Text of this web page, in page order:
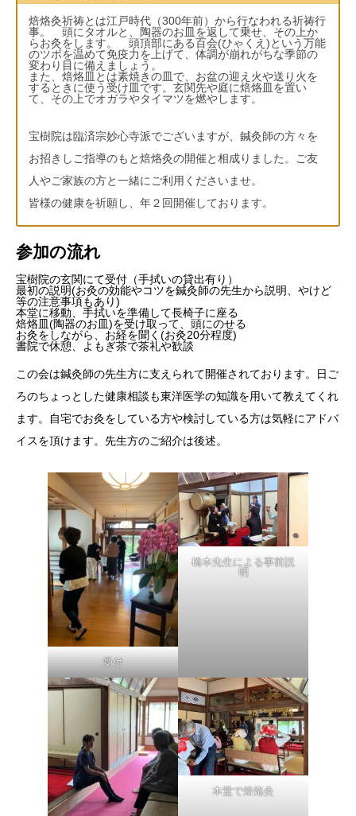
焙烙灸祈祷とは江戸時代（300年前）から行なわれる祈祷行
事。 頭にタオルと、陶器のお皿を返して乗せ、その上か
らお灸をします。 頭頂部にある百会(ひゃくえ)という万能
のツボを温めて免疫力を上げて、体調が崩れがちな季節の
変わり目に備えましょう。
また、焙烙皿とは素焼きの皿で、お盆の迎え火や送り火を
するときに使う受け皿です。玄関先や庭に焙烙皿を置い
て、その上でオガラやタイマツを燃やします。
宝樹院は臨済宗妙心寺派でございますが、鍼灸師の方々を
お招きしご指導のもと焙烙灸の開催と相成りました。ご友
人やご家族の方と一緒にご利用くださいませ。
皆様の健康を祈願し、年２回開催しております。
参加の流れ
宝樹院の玄関にて受付（手拭いの貸出有り）
最初の説明(お灸の効能やコツを鍼灸師の先生から説明、やけど
等の注意事項もあり)
本堂に移動、手拭いを準備して長椅子に座る
焙烙皿(陶器のお皿)を受け取って、頭にのせる
お灸をしながら、お経を聞く(お灸20分程度)
書院で休憩、よもぎ茶で茶礼や歓談
この会は鍼灸師の先生方に支えられて開催されております。日ご
ろのちょっとした健康相談も東洋医学の知識を用いて教えてくれ
ます。自宅でお灸をしている方や検討している方は気軽にアドバ
イスを頂けます。先生方のご紹介は後述。
受付
橋本先生による事前説
明
本堂で焙烙灸